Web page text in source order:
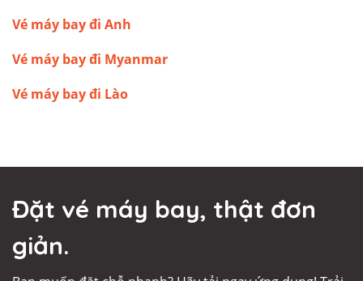
Vé máy bay đi Anh
Vé máy bay đi Myanmar
Vé máy bay đi Lào
Đặt vé máy bay, thật đơn
giản.